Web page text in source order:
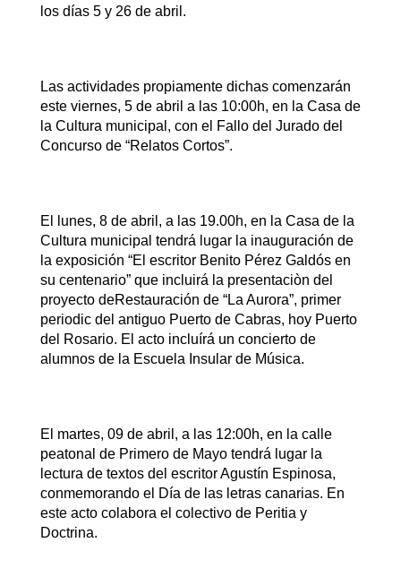
los días 5 y 26 de abril.
Las actividades propiamente dichas comenzarán
este viernes, 5 de abril a las 10:00h, en la Casa de
la Cultura municipal, con el Fallo del Jurado del
Concurso de “Relatos Cortos”.
El lunes, 8 de abril, a las 19.00h, en la Casa de la
Cultura municipal tendrá lugar la inauguración de
la exposición “El escritor Benito Pérez Galdós en
su centenario” que incluirá la presentaciòn del
proyecto deRestauración de “La Aurora”, primer
periodic del antiguo Puerto de Cabras, hoy Puerto
del Rosario. El acto incluírá un concierto de
alumnos de la Escuela Insular de Música.
El martes, 09 de abril, a las 12:00h, en la calle
peatonal de Primero de Mayo tendrá lugar la
lectura de textos del escritor Agustín Espinosa,
conmemorando el Día de las letras canarias. En
este acto colabora el colectivo de Peritia y
Doctrina.